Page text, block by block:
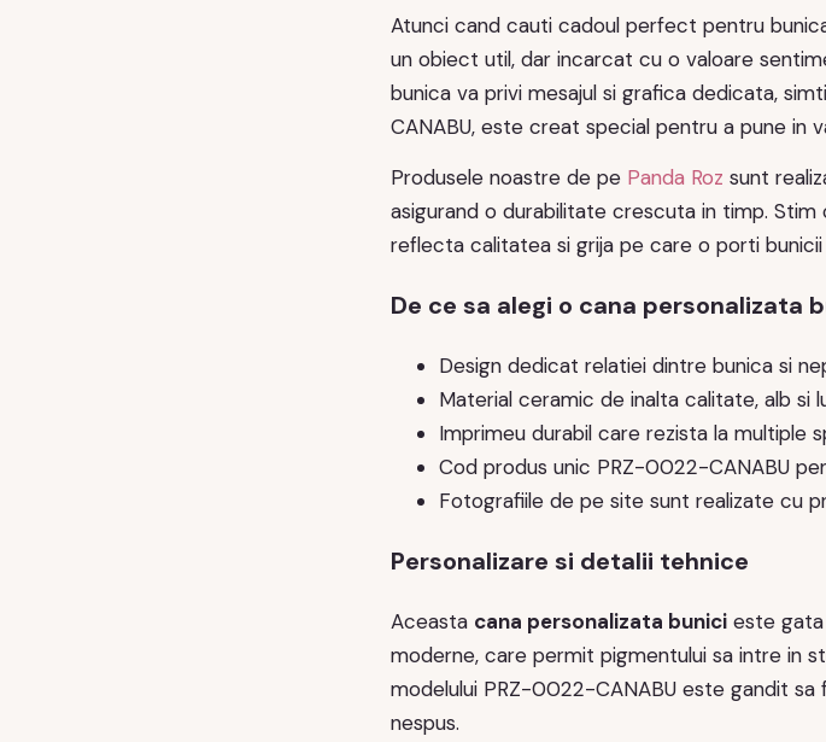
Atunci cand cauti cadoul perfect pentru
un obiect util, dar incarcat cu o valoare
bunica va privi mesajul si grafica dedicata,
CANABU, este creat special pentru a pune in
Produsele noastre de pe Panda Roz sunt
asigurand o durabilitate crescuta in timp.
reflecta calitatea si grija pe care o porti bunicii
De ce sa alegi o cana personalizata
Design dedicat relatiei dintre bunica si
Material ceramic de inalta calitate, alb si
Imprimeu durabil care rezista la multiple
Cod produs unic PRZ-0022-CANABU
Fotografiile de pe site sunt realizate cu
Personalizare si detalii tehnice
Aceasta cana personalizata bunici este
moderne, care permit pigmentului sa intre in
modelului PRZ-0022-CANABU este gandit
nespus.